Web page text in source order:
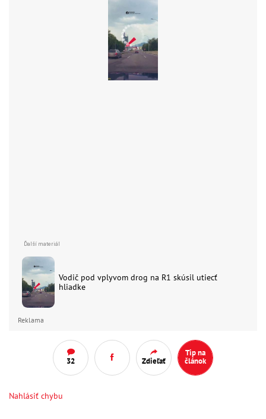
Vodič pod vplyvom drog na R1 skúsil utiecť
hliadke
Reklama
32 Zdieľať
Tip na
článok
Nahlásiť chybu